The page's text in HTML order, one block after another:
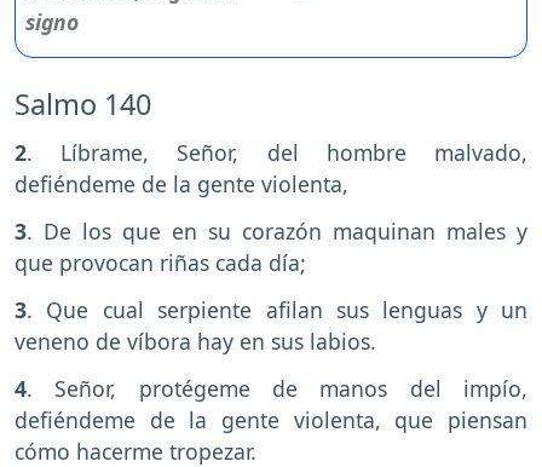
Salmo 140
2. Líbrame, Señor, del hombre malvado,
defiéndeme de la gente violenta,
3. De los que en su corazón maquinan males y
que provocan riñas cada día;
3. Que cual serpiente afilan sus lenguas y un
veneno de víbora hay en sus labios.
4. Señor, protégeme de manos del impío,
defiéndeme de la gente violenta, que piensan
cómo hacerme tropezar.